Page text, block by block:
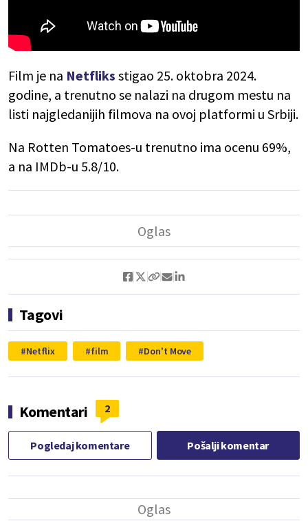
Film je na Netfliks stigao 25. oktobra 2024.
godine, a trenutno se nalazi na drugom mestu na
listi najgledanijih filmova na ovoj platformi u Srbiji.
Na Rotten Tomatoes-u trenutno ima ocenu 69%,
a na IMDb-u 5.8/10.
Tagovi
Netflix film Don't Move
Komentari 2
Pogledaj komentare Pošalji komentar